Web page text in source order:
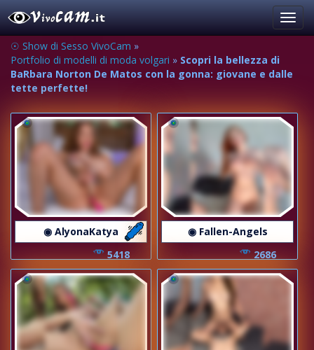
☉ Show di Sesso VivoCam »
Portfolio di modelli di moda volgari » Scopri la bellezza di
BaRbara Norton De Matos con la gonna: giovane e dalle
tette perfette!
◉ AlyonaKatya
5418
◉ Fallen-Angels
2686